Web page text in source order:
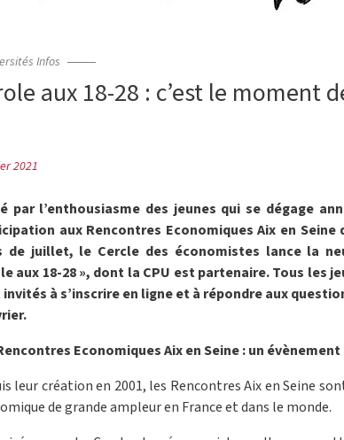
Infos
aux 18-28 : c’est le moment
2021
par l’enthousiasme des jeunes qui se dégage
aux Rencontres Economiques Aix en
de juillet, le Cercle des économistes lance la
aux 18-28 », dont la CPU est partenaire. Tous les
à s’inscrire en ligne et à répondre aux
Economiques Aix en Seine : un
leur création en 2001, les Rencontres Aix en Seine
de grande ampleur en France et dans le monde.